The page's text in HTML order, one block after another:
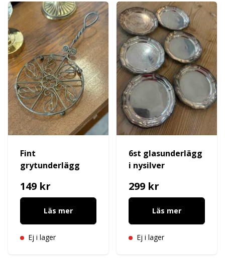
Fint
grytunderlägg
149 kr
Läs mer
Ej i lager
6st glasunderlägg
i nysilver
299 kr
Läs mer
Ej i lager